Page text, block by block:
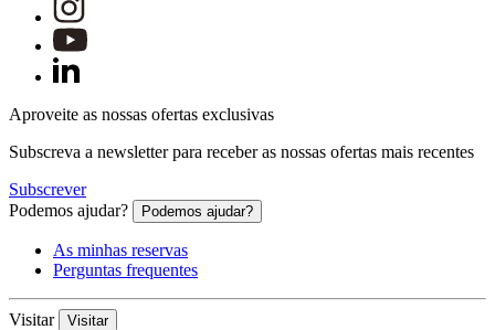
Aproveite as nossas ofertas exclusivas
Subscreva a newsletter para receber as nossas ofertas mais recentes
Subscrever
Podemos ajudar?
Podemos ajudar?
As minhas reservas
Perguntas frequentes
Visitar Visitar